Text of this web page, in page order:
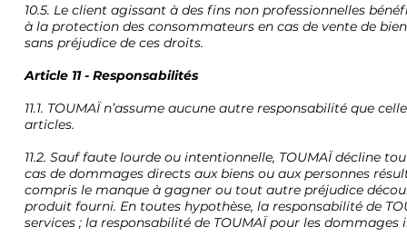
10.5. Le client agissant à des fins non professionnelles
à la protection des consommateurs en cas de vente de
sans préjudice de ces droits.
Article 11 - Responsabilités
11.1. TOUMAÏ n’assume aucune autre responsabilité que
articles.
11.2. Sauf faute lourde ou intentionnelle, TOUMAÏ décline
cas de dommages directs aux biens ou aux personnes
compris le manque à gagner ou tout autre préjudice
produit fourni. En toutes hypothèse, la responsabilité de
services ; la responsabilité de TOUMAÏ pour les dommages